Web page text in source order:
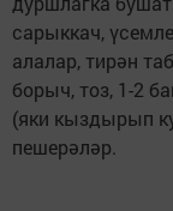
сарыккач,
алалар, тирән
борыч, тоз, 1-2
(яки кыздырып
пешерәләр.